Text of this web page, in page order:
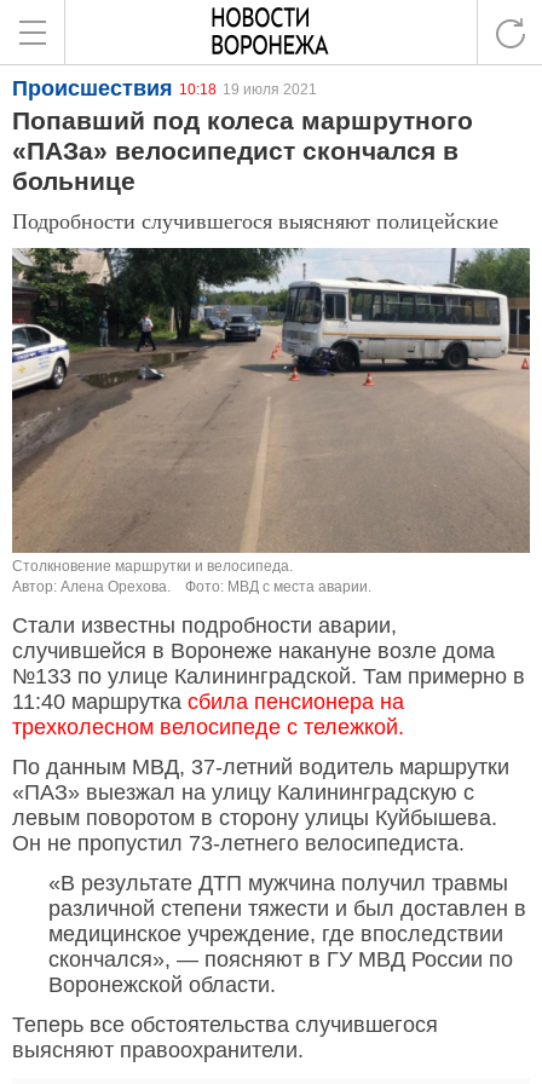
Происшествия 10:18 19 июля 2021
Попавший под колеса маршрутного
«ПАЗа» велосипедист скончался в
больнице
Подробности случившегося выясняют полицейские
Столкновение маршрутки и велосипеда.
Автор: Алена Орехова.
Фото: МВД с места аварии.
Стали известны подробности аварии,
случившейся в Воронеже накануне возле дома
№133 по улице Калининградской. Там примерно в
11:40 маршрутка сбила пенсионера на
трехколесном велосипеде с тележкой.
По данным МВД, 37-летний водитель маршрутки
«ПАЗ» выезжал на улицу Калининградскую с
левым поворотом в сторону улицы Куйбышева.
Он не пропустил 73-летнего велосипедиста.
«В результате ДТП мужчина получил травмы
различной степени тяжести и был доставлен в
медицинское учреждение, где впоследствии
скончался», — поясняют в ГУ МВД России по
Воронежской области.
Теперь все обстоятельства случившегося
выясняют правоохранители.